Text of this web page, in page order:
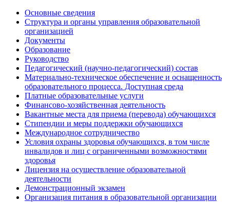
Основные сведения
Структура и органы управления образовательной
организацией
Документы
Образование
Руководство
Педагогический (научно-педагогический) состав
Материально-техническое обеспечение и оснащенность
образовательного процесса. Доступная среда
Платные образовательные услуги
Финансово-хозяйственная деятельность
Вакантные места для приема (перевода) обучающихся
Стипендии и меры поддержки обучающихся
Международное сотрудничество
Условия охраны здоровья обучающихся, в том числе
инвалидов и лиц с ограниченными возможностями
здоровья
Лицензия на осуществление образовательной
деятельности
Демонстрационный экзамен
Организация питания в образовательной организации